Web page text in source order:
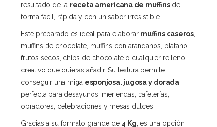
resultado de la receta americana de muffins de
forma fácil, rápida y con un sabor irresistible.
Este preparado es ideal para elaborar muffins caseros
muffins de chocolate, muffins con arándanos, plátano,
frutos secos, chips de chocolate o cualquier relleno
creativo que quieras añadir. Su textura permite
conseguir una miga esponjosa, jugosa y dorada
perfecta para desayunos, meriendas, cafeterías,
obradores, celebraciones y mesas dulces.
Gracias a su formato grande de 4 Kg , es una opción